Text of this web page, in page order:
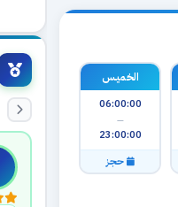
الخميس
06:00:00
—
23:00:00
حجز